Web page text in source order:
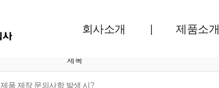
회사소개 제품소개
제목
제품 제작 문의사항 발생 시?